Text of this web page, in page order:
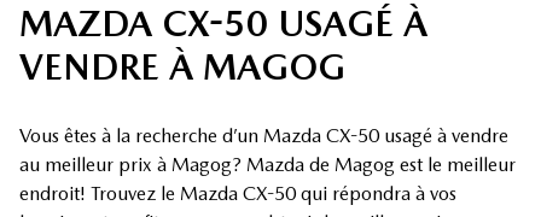
MAZDA CX-50 USAGÉ À
VENDRE À MAGOG
Vous êtes à la recherche d’un Mazda CX-50 usagé à vendre
au meilleur prix à Magog? Mazda de Magog est le meilleur
endroit! Trouvez le Mazda CX-50 qui répondra à vos